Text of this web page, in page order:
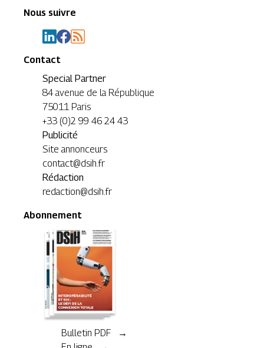
Nous suivre
Contact
Special Partner
84 avenue de la République
75011 Paris
+33 (0)2 99 46 24 43
Publicité
Site annonceurs
contact@dsih.fr
Rédaction
redaction@dsih.fr
Abonnement
Bulletin PDF →